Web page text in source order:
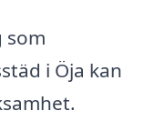
som
i Öja kan